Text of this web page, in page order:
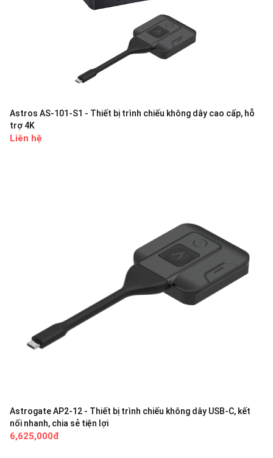
Astros AS-101-S1 - Thiết bị trình chiếu không dây cao cấp, hỗ
trợ 4K
Liên hệ
Astrogate AP2-12 - Thiết bị trình chiếu không dây USB-C, kết
nối nhanh, chia sẻ tiện lợi
6,625,000đ